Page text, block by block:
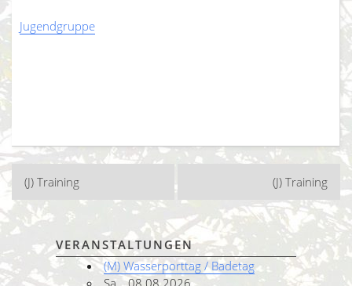
Jugendgruppe
Beitragsnavigation
(J) Training (J) Training
VERANSTALTUNGEN
(M) Wasserporttag / Badetag
Sa.., 08.08.2026